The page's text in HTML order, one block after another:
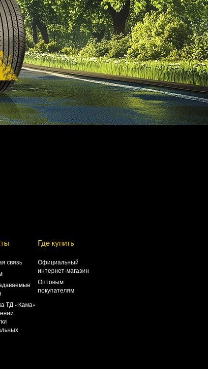
связь
ТД «Кама»
Где купить
Официальный
интернет-магазин
Оптовым
покупателям